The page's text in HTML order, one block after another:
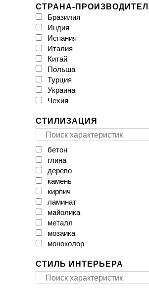
Arklam
Atlas Concorde
Atrium
Azulejos Benadresa
BESTILE
Baldocer
CAESAR
CASA CERAMICA
CERACASA CERAMICA
CERAMA MARKET
CERAMICHE BRENNERO
CasaInfinita
Ceramica Santa Claus
Ceramika Color
Ceramika Gres
Ceramika Konskie
Cerpa
Cerrad
Cersanit
Cicogres
Click Ceramica
Cristal Ceramica
Dual Gres
EXAGRES
Ecoceramic
СТРАНА-
Бразилия
Индия
Испания
Италия
Китай
Польша
Турция
Украина
Чехия
СТИЛИЗАЦИЯ
бетон
глина
дерево
камень
кирпич
ламинат
майолика
металл
мозаика
моноколор
оникс
паркет
пэчворк
СТИЛЬ ИНТЕРЬЕРА